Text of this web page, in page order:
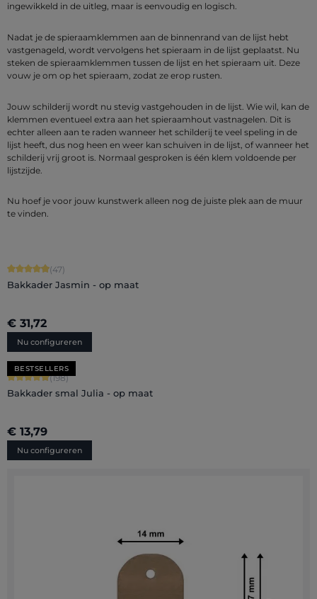
ingewikkeld in de uitleg, maar is eenvoudig en logisch.
Nadat je de spieraamklemmen aan de binnenrand van de lijst hebt
vastgenageld, wordt vervolgens het spieraam in de lijst geplaatst. Nu
steken de spieraamklemmen tussen de lijst en het spieraam uit. Deze
vouw je om op het spieraam, zodat ze erop rusten.
Jouw schilderij wordt nu stevig vastgehouden in de lijst. Wie wil, kan de
klemmen eventueel extra aan het spieraamhout vastnagelen. Dit is
echter alleen aan te raden wanneer het schilderij te veel speling in de
lijst heeft, dus nog heen en weer kan schuiven in de lijst, of wanneer het
schilderij vrij groot is. Normaal gesproken is één klem voldoende per
lijstzijde.
Nu hoef je voor jouw kunstwerk alleen nog de juiste plek aan de muur
te vinden.
Gemiddelde score van 4.96 op 5 sterren
(47)
Bakkader Jasmin - op maat
€ 31,72
Nu configureren
BESTSELLERS
Gemiddelde score van 4.88 op 5 sterren
(198)
Bakkader smal Julia - op maat
€ 13,79
Nu configureren